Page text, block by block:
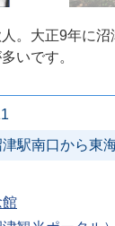
。大正9年に
いです。
駅南口から東
館